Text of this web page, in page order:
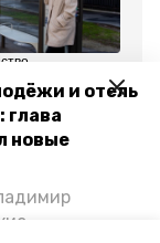
и отель
глава
новые
17:17
появятся в